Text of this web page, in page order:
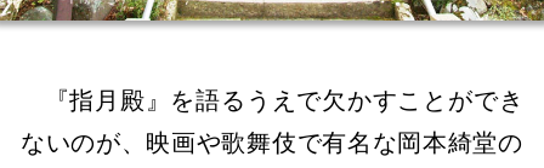
『指月殿』を語るうえで欠かすことができ
ないのが、映画や歌舞伎で有名な岡本綺堂の